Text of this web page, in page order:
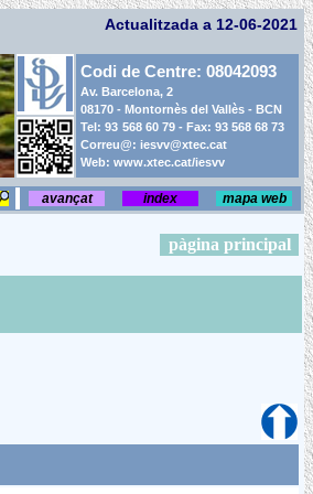
Actualitzada a 12-06-2021
Codi de Centre: 08042093
Av. Barcelona, 2
08170 - Montornès del Vallès - BCN
Tel: 93 568 60 79 - Fax: 93 568 68 73
Correu@: iesvv@xtec.cat
Web: www.xtec.cat/iesvv
avançat index mapa web
pàgina principal